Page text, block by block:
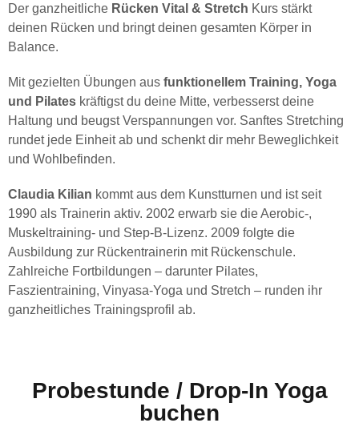
Der ganzheitliche Rücken Vital & Stretch Kurs stärkt
deinen Rücken und bringt deinen gesamten Körper in
Balance.
Mit gezielten Übungen aus funktionellem Training, Yoga
und Pilates kräftigst du deine Mitte, verbesserst deine
Haltung und beugst Verspannungen vor. Sanftes Stretching
rundet jede Einheit ab und schenkt dir mehr Beweglichkeit
und Wohlbefinden.
Claudia Kilian kommt aus dem Kunstturnen und ist seit
1990 als Trainerin aktiv. 2002 erwarb sie die Aerobic-,
Muskeltraining- und Step-B-Lizenz. 2009 folgte die
Ausbildung zur Rückentrainerin mit Rückenschule.
Zahlreiche Fortbildungen – darunter Pilates,
Faszientraining, Vinyasa-Yoga und Stretch – runden ihr
ganzheitliches Trainingsprofil ab.
Probestunde / Drop-In Yoga
buchen